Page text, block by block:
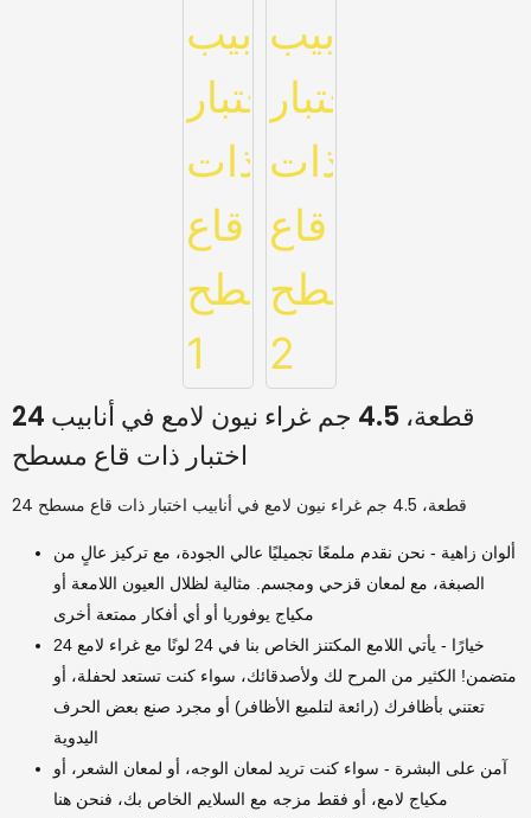
24 قطعة، 4.5 جم غراء نيون لامع في أنابيب
اختبار ذات قاع مسطح
24 قطعة، 4.5 جم غراء نيون لامع في أنابيب اختبار ذات قاع مسطح
ألوان زاهية - نحن نقدم ملمعًا تجميليًا عالي الجودة، مع تركيز عالٍ من
الصبغة، مع لمعان قزحي ومجسم. مثالية لظلال العيون اللامعة أو
مكياج يوفوريا أو أي أفكار ممتعة أخرى
24 خيارًا - يأتي اللامع المكتنز الخاص بنا في 24 لونًا مع غراء لامع
متضمن! الكثير من المرح لك ولأصدقائك، سواء كنت تستعد لحفلة، أو
تعتني بأظافرك (رائعة لتلميع الأظافر) أو مجرد صنع بعض الحرف
اليدوية
آمن على البشرة - سواء كنت تريد لمعان الوجه، أو لمعان الشعر، أو
مكياج لامع، أو فقط مزجه مع السلايم الخاص بك، فنحن هنا